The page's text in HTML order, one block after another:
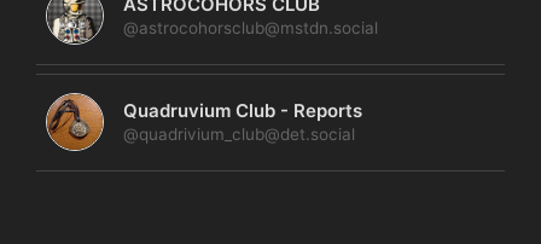
@astrocohorsclub@mstdn.social
Quadruvium Club - Reports
@quadrivium_club@det.social